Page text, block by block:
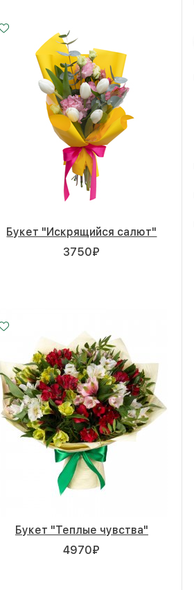
Букет "Искрящийся салют"
3750₽
Букет "Теплые чувства"
4970₽